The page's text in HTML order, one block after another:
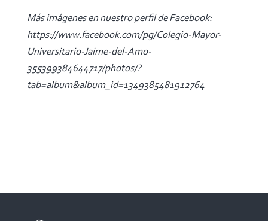
Más imágenes en nuestro perfil de Facebook:
https://www.facebook.com/pg/Colegio-Mayor-
Universitario-Jaime-del-Amo-
355399384644717/photos/?
tab=album&album_id=1349385481912764